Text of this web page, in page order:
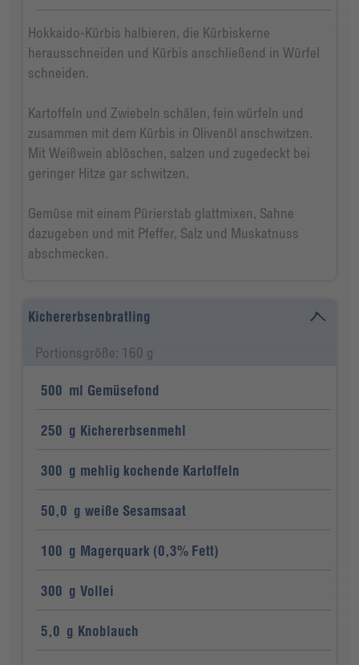
Hokkaido-Kürbis halbieren, die Kürbiskerne
herausschneiden und Kürbis anschließend in Würfel
schneiden.
Kartoffeln und Zwiebeln schälen, fein würfeln und
zusammen mit dem Kürbis in Olivenöl anschwitzen.
Mit Weißwein ablöschen, salzen und zugedeckt bei
geringer Hitze gar schwitzen.
Gemüse mit einem Pürierstab glattmixen, Sahne
dazugeben und mit Pfeffer, Salz und Muskatnuss
abschmecken.
Kichererbsenbratling
Portionsgröße: 160 g
500 ml Gemüsefond
250 g Kichererbsenmehl
300 g mehlig kochende Kartoffeln
50,0 g weiße Sesamsaat
100 g Magerquark (0,3% Fett)
300 g Vollei
5,0 g Knoblauch